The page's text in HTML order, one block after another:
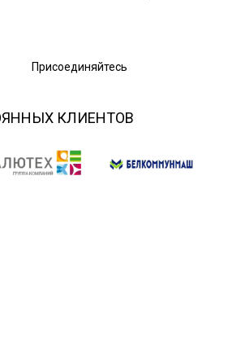
Присоединяйтесь
КЛИЕНТОВ